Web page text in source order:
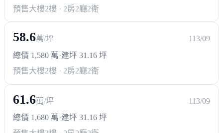
預售大樓2樓 · 2房2廳2衛
58.6萬/坪
113/09
總價 1,580 萬·建坪 31.16 坪
預售大樓2樓 · 2房2廳2衛
61.6萬/坪
113/09
總價 1,680 萬·建坪 31.16 坪